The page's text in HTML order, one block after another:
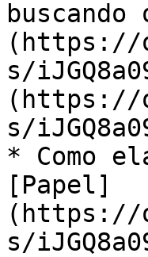
(https://
s/
(https://
s/
* Como
[Papel]
(https://
s/